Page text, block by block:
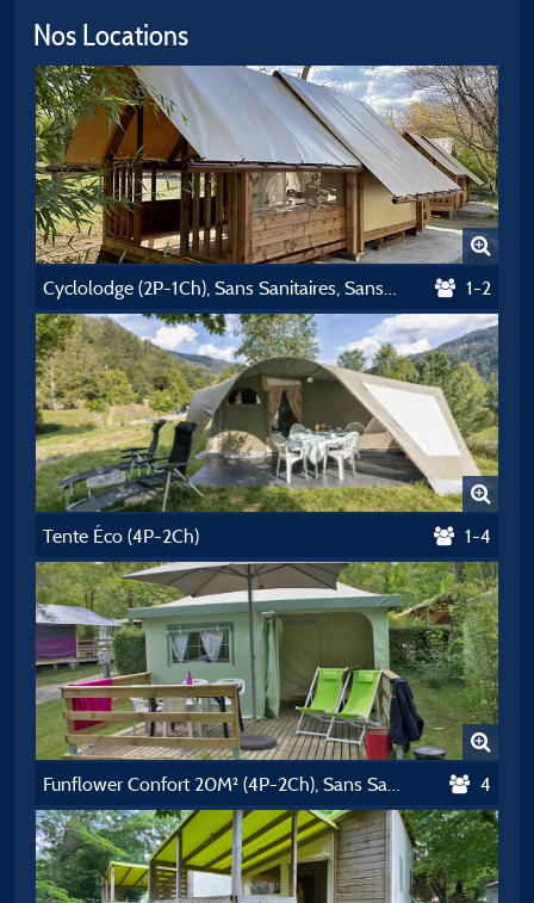
Nos Locations
Cyclolodge (2P-1Ch), Sans Sanitaires, Sans Cuisine 1-2
Tente Éco (4P-2Ch) 1-4
Funflower Confort 20M² (4P-2Ch), Sans Sanitaires 4